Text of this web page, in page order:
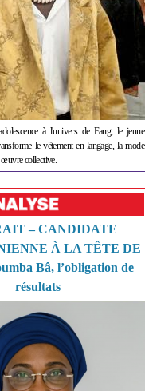
à l'univers de Fang, le jeune
le vêtement en langage, la mode
œuvre collective.
– CANDIDATE
À LA TÊTE DE
Bâ, l’obligation de
résultats